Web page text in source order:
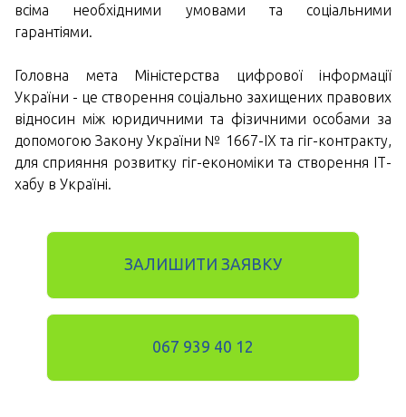
всіма необхідними умовами та соціальними
гарантіями.
Головна мета Міністерства цифрової інформації
України - це створення соціально захищених правових
відносин між юридичними та фізичними особами за
допомогою Закону України № 1667-IX та гіг-контракту,
для сприяння розвитку гіг-економіки та створення ІТ-
хабу в Україні.
ЗАЛИШИТИ ЗАЯВКУ
067 939 40 12